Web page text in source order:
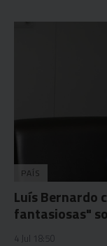
PAÍS
Luís Bernardo
fantasiosas"
4 Jul 18:50